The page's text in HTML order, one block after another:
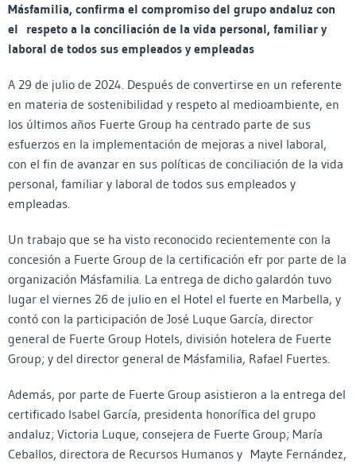
Másfamilia, confirma el compromiso del grupo andaluz con
el respeto a la conciliación de la vida personal, familiar y
laboral de todos sus empleados y empleadas
A 29 de julio de 2024. Después de convertirse en un referente
en materia de sostenibilidad y respeto al medioambiente, en
los últimos años Fuerte Group ha centrado parte de sus
esfuerzos en la implementación de mejoras a nivel laboral,
con el fin de avanzar en sus políticas de conciliación de la vida
personal, familiar y laboral de todos sus empleados y
empleadas.
Un trabajo que se ha visto reconocido recientemente con la
concesión a Fuerte Group de la certificación efr por parte de la
organización Másfamilia. La entrega de dicho galardón tuvo
lugar el viernes 26 de julio en el Hotel el fuerte en Marbella, y
contó con la participación de José Luque García, director
general de Fuerte Group Hotels, división hotelera de Fuerte
Group; y del director general de Másfamilia, Rafael Fuertes.
Además, por parte de Fuerte Group asistieron a la entrega del
certificado Isabel García, presidenta honorífica del grupo
andaluz; Victoria Luque, consejera de Fuerte Group; María
Ceballos, directora de Recursos Humanos y Mayte Fernández,